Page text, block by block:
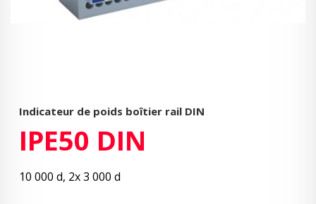
Indicateur de poids boîtier rail DIN
IPE50 DIN
10 000 d, 2x 3 000 d